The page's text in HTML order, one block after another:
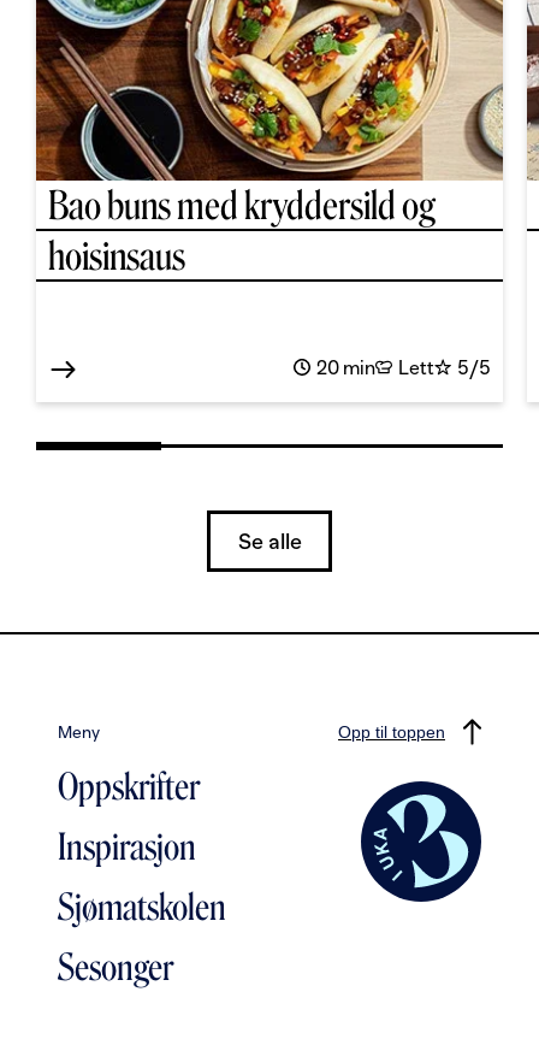
Bao buns med kryddersild og
hoisinsaus
20 min Lett 5/5
Se alle
Meny
Oppskrifter
Inspirasjon
Sjømatskolen
Sesonger
Opp til toppen